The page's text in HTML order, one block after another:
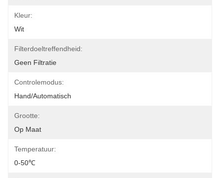
Kleur:
Wit
Filterdoeltreffendheid:
Geen Filtratie
Controlemodus:
Hand/Automatisch
Grootte:
Op Maat
Temperatuur:
0-50℃